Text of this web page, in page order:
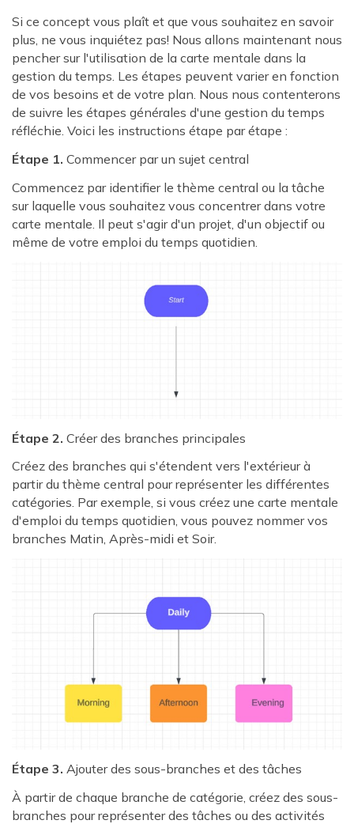
Si ce concept vous plaît et que vous souhaitez en savoir
plus, ne vous inquiétez pas! Nous allons maintenant nous
pencher sur l'utilisation de la carte mentale dans la
gestion du temps. Les étapes peuvent varier en fonction
de vos besoins et de votre plan. Nous nous contenterons
de suivre les étapes générales d'une gestion du temps
réfléchie. Voici les instructions étape par étape :
Étape 1. Commencer par un sujet central
Commencez par identifier le thème central ou la tâche
sur laquelle vous souhaitez vous concentrer dans votre
carte mentale. Il peut s'agir d'un projet, d'un objectif ou
même de votre emploi du temps quotidien.
Étape 2. Créer des branches principales
Créez des branches qui s'étendent vers l'extérieur à
partir du thème central pour représenter les différentes
catégories. Par exemple, si vous créez une carte mentale
d'emploi du temps quotidien, vous pouvez nommer vos
branches Matin, Après-midi et Soir.
Étape 3. Ajouter des sous-branches et des tâches
À partir de chaque branche de catégorie, créez des sous-
branches pour représenter des tâches ou des activités